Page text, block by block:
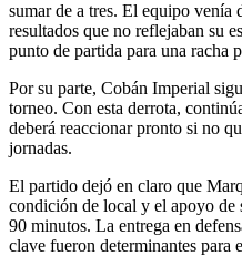
sumar de a tres. El equipo
resultados que no reflejaban su
punto de partida para una racha
Por su parte, Cobán Imperial
torneo. Con esta derrota,
deberá reaccionar pronto si no
jornadas.
El partido dejó en claro que
condición de local y el apoyo de
90 minutos. La entrega en
clave fueron determinantes para